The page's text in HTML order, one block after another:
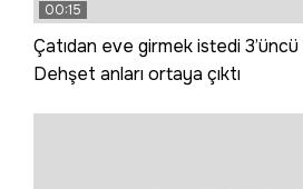
00:15
Çatıdan eve girmek istedi
Dehşet anları ortaya çıktı